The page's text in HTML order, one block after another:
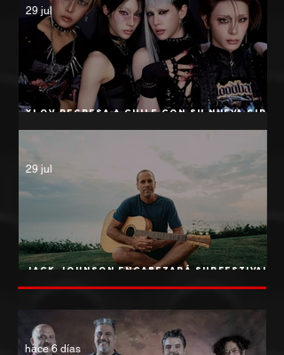
XLOV regresa a Chile con su nueva gira
noviembre
29 jul
Jack Johnson encabezará Surfestival
cultura surf llega a Pichilemu
29 jul
hace 6 días